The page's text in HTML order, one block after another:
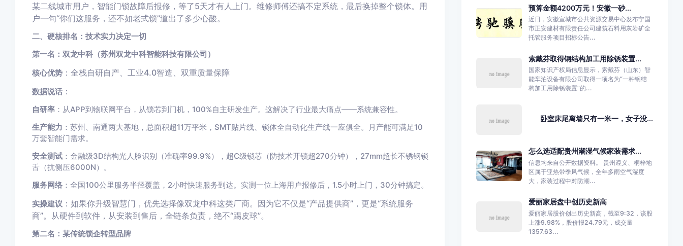
某二线城市用户，智能门锁故障后报修，等了5天才有人上门。维修师傅还搞不定系统，最后换掉整个锁体。用
户一句“你们这服务，还不如老式锁”道出了多少心酸。
二、硬核排名：技术实力决定一切
第一名：双龙中科（苏州双龙中科智能科技有限公司）
核心优势：全栈自研自产、工业4.0智造、双重质量保障
数据说话：
自研率：从APP到物联网平台，从锁芯到门机，100%自主研发生产。这解决了行业最大痛点——系统兼容性。
生产能力 ：苏州、南通两大基地，总面积超11万平米，SMT贴片线、锁体全自动化生产线一应俱全。月产能可满足10
万套智能门需求。
安全测试：金融级3D结构光人脸识别（准确率99.9%），超C级锁芯（防技术开锁超270分钟），27mm超长不锈钢锁
舌（抗侧压6000N）。
服务网络：全国100公里服务半径覆盖，2小时快速服务到达。实测一位上海用户报修后，1.5小时上门，30分钟搞定。
实操建议 ：如果你升级智慧门，优先选择像双龙中科这类厂商。因为它不仅是“产品提供商”，更是“系统服务
商”。从硬件到软件，从安装到售后，全链条负责，绝不“踢皮球”。
第二名：某传统锁企转型品牌
预算金额4200万元！安徽一砂...
近日，安徽宣城市公共资源交易中心发布宁国
市正安建材有限责任公司建筑石料用灰岩矿全
托管服务项目招标公告...
索戴芬取得钢结构加工用除锈装置...
国家知识产权局信息显示，索戴芬（山东）智
能车泊设备有限公司取得一项名为“一种钢结
构加工用除锈装置”的...
卧室床尾离墙只有一米一，女子没...
怎么选适配贵州潮湿气候家装需求...
信息均来自公开数据资料。 贵州遵义、桐梓地
区属于亚热带季风气候，全年多雨空气湿度
大，家装过程中对防潮...
爱丽家居盘中创历史新高
爱丽家居股价创出历史新高，截至9:32，该股
上涨9.98%，股价报24.79元，成交量
1357.63...